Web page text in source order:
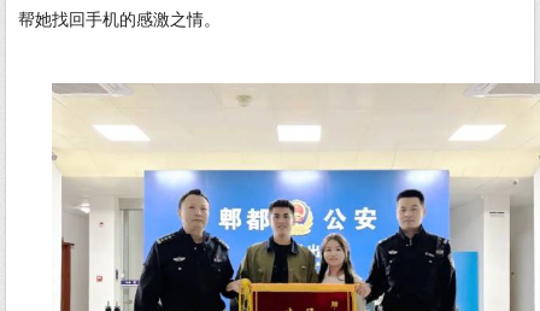
帮她找回手机的感激之情。